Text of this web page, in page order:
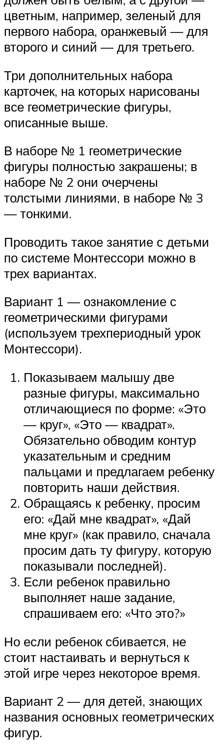
цветным, например, зеленый для
первого набора, оранжевый — для
второго и синий — для третьего.
Три дополнительных набора
карточек, на которых нарисованы
все геометрические фигуры,
описанные выше.
В наборе № 1 геометрические
фигуры полностью закрашены; в
наборе № 2 они очерчены
толстыми линиями, в наборе № 3
— тонкими.
Проводить такое занятие с детьми
по системе Монтессори можно в
трех вариантах.
Вариант 1 — ознакомление с
геометрическими фигурами
(используем трехпериодный урок
Монтессори).
Показываем малышу две
разные фигуры, максимально
отличающиеся по форме: «Это
— круг», «Это — квадрат».
Обязательно обводим контур
указательным и средним
пальцами и предлагаем ребенку
повторить наши действия.
Обращаясь к ребенку, просим
его: «Дай мне квадрат», «Дай
мне круг» (как правило, сначала
просим дать ту фигуру, которую
показывали последней).
Если ребенок правильно
выполняет наше задание,
спрашиваем его: «Что это?»
Но если ребенок сбивается, не
стоит настаивать и вернуться к
этой игре через некоторое время.
Вариант 2 — для детей, знающих
названия основных геометрических
фигур.